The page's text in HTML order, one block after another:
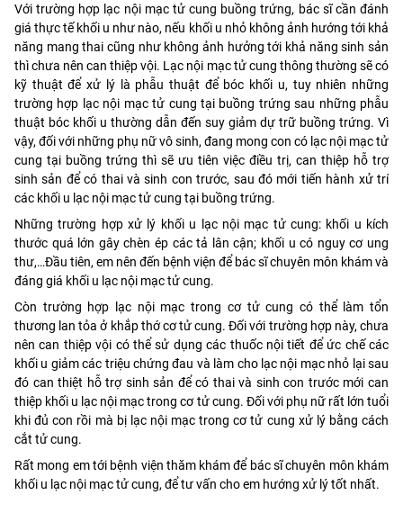
Với trường hợp lạc nội mạc tử cung buồng trứng, bác sĩ cần đánh
giá thực tế khối u như nào, nếu khối u nhỏ không ảnh hướng tới khả
năng mang thai cũng như không ảnh hưởng tới khả năng sinh sản
thì chưa nên can thiệp vội. Lạc nội mạc tử cung thông thường sẽ có
kỹ thuật để xử lý là phẫu thuật để bóc khối u, tuy nhiên những
trường hợp lạc nội mạc tử cung tại buồng trứng sau những phẫu
thuật bóc khối u thường dẫn đến suy giảm dự trữ buồng trứng. Vì
vậy, đối với những phụ nữ vô sinh, đang mong con có lạc nội mạc tử
cung tại buồng trứng thì sẽ ưu tiên việc điều trị, can thiệp hỗ trợ
sinh sản để có thai và sinh con trước, sau đó mới tiến hành xử trí
các khối u lạc nội mạc tử cung tại buồng trứng.
Những trường hợp xử lý khối u lạc nội mạc tử cung: khối u kích
thước quá lớn gây chèn ép các tả lân cận; khối u có nguy cơ ung
thư,…Đầu tiên, em nên đến bệnh viện để bác sĩ chuyên môn khám và
đáng giá khối u lạc nội mạc tử cung.
Còn trường hợp lạc nội mạc trong cơ tử cung có thể làm tổn
thương lan tỏa ở khắp thớ cơ tử cung. Đối với trường hợp này, chưa
nên can thiệp vội có thể sử dụng các thuốc nội tiết để ức chế các
khối u giảm các triệu chứng đau và làm cho lạc nội mạc nhỏ lại sau
đó can thiệt hỗ trợ sinh sản để có thai và sinh con trước mới can
thiệp khối u lạc nội mạc trong cơ tử cung. Đối với phụ nữ rất lớn tuổi
khi đủ con rồi mà bị lạc nội mạc trong cơ tử cung xử lý bằng cách
cắt tử cung.
Rất mong em tới bệnh viện thăm khám để bác sĩ chuyên môn khám
khối u lạc nội mạc tử cung, để tư vấn cho em hướng xử lý tốt nhất.